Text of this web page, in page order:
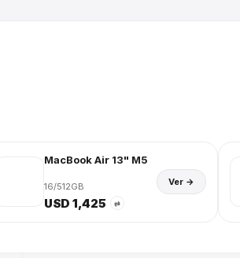
MacBook Air 13" M5
16/512GB
USD 1,425 ⇄
Ver →